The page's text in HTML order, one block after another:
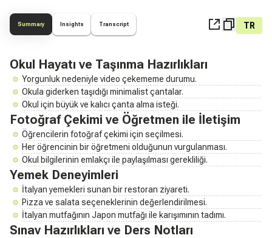
Summary Insights Transcript TR
Okul Hayatı ve Taşınma Hazırlıkları
Yorgunluk nedeniyle video çekememe durumu.
Okula giderken taşıdığı minimalist çantalar.
Okul için büyük ve kalıcı çanta alma isteği.
Fotoğraf Çekimi ve Öğretmen ile İletişim
Öğrencilerin fotoğraf çekimi için seçilmesi.
Her öğrencinin bir öğretmeni olduğunun vurgulanması.
Okul bilgilerinin emlakçı ile paylaşılması gerekliliği.
Yemek Deneyimleri
İtalyan yemekleri sunan bir restoran ziyareti.
Pizza ve salata seçeneklerinin değerlendirilmesi.
İtalyan mutfağının Japon mutfağı ile karışımının tadımı.
Sınav Hazırlıkları ve Ders Notları